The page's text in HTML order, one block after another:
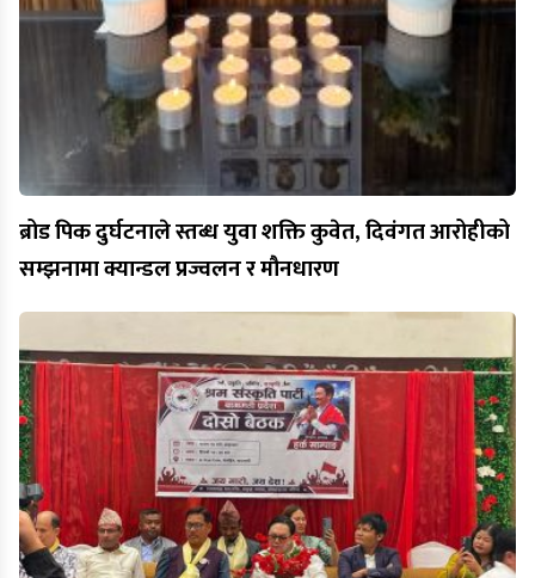
ब्रोड पिक दुर्घटनाले स्तब्ध युवा शक्ति कुवेत, दिवंगत आरोहीको
सम्झनामा क्यान्डल प्रज्वलन र मौनधारण